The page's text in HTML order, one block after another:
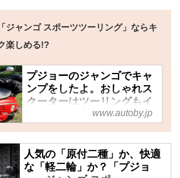
ジャンゴ スポーツツーリング」ならキ
楽しめる!?
プジョーのジャンゴでキャ
ンプをしたよ。おしゃれス
クーターはツーリングもイ
ケイケなすごいバイクだっ
お得なパッケージ車「ジャンゴ
スポーツツーリング」
www.autoby.jp
人気の「原付二種」か、快適
な「軽二輪」か？「プジョ